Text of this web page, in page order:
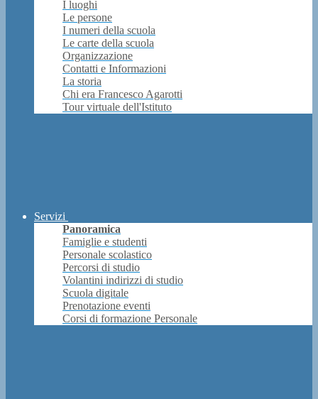
I luoghi
Le persone
I numeri della scuola
Le carte della scuola
Organizzazione
Contatti e Informazioni
La storia
Chi era Francesco Agarotti
Tour virtuale dell'Istituto
Servizi
Panoramica
Famiglie e studenti
Personale scolastico
Percorsi di studio
Volantini indirizzi di studio
Scuola digitale
Prenotazione eventi
Corsi di formazione Personale